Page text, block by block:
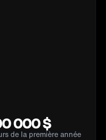
000 $
de la première année